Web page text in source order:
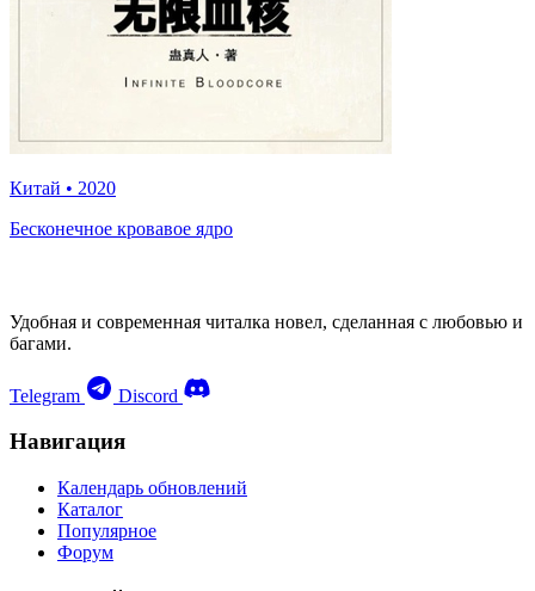
Китай • 2020
Бесконечное кровавое ядро
Удобная и современная читалка новел, сделанная с любовью и
багами.
Telegram Discord
Навигация
Календарь обновлений
Каталог
Популярное
Форум